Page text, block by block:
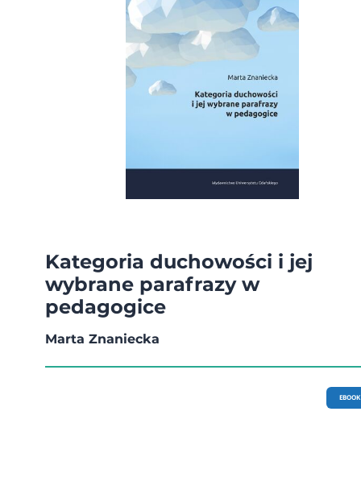
Kategoria duchowości i jej
wybrane parafrazy w
pedagogice
Marta Znaniecka
EBOOK